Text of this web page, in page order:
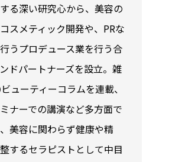
る深い研究心から、美容の
スメティック開発や、PRな
うプロデュース業を行う合
ドパートナーズを設立。雑
ューティーコラムを連載、
ナーでの講演など多方面で
美容に関わらず健康や精
するセラピストとして中目